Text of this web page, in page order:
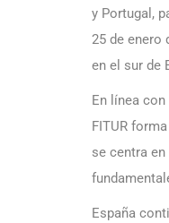
y Portugal,
25 de enero
en el sur de
En línea
FITUR
se centra
España